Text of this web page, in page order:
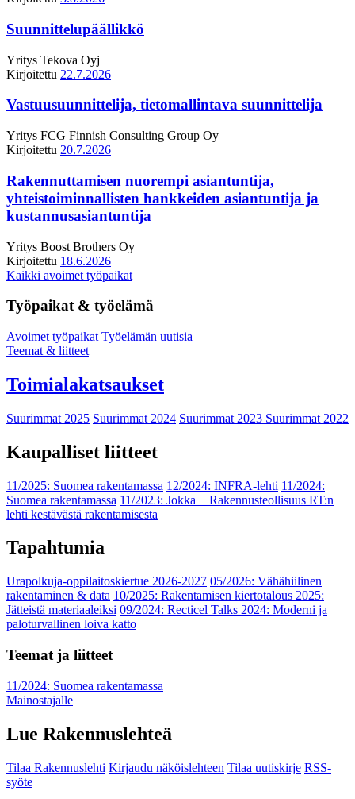
Suunnittelupäällikkö
Yritys Tekova Oyj
Kirjoitettu 22.7.2026
Vastuusuunnittelija, tietomallintava suunnittelija
Yritys FCG Finnish Consulting Group Oy
Kirjoitettu 20.7.2026
Rakennuttamisen nuorempi asiantuntija,
yhteistoiminnallisten hankkeiden asiantuntija ja
kustannusasiantuntija
Yritys Boost Brothers Oy
Kirjoitettu 18.6.2026
Kaikki avoimet työpaikat
Työpaikat & työelämä
Avoimet työpaikat Työelämän uutisia
Teemat & liitteet
Toimialakatsaukset
Suurimmat 2025 Suurimmat 2024 Suurimmat 2023 Suurimmat 2022
Kaupalliset liitteet
11/2025: Suomea rakentamassa 12/2024: INFRA-lehti 11/2024:
Suomea rakentamassa 11/2023: Jokka − Rakennusteollisuus RT:n
lehti kestävästä rakentamisesta
Tapahtumia
Urapolkuja-oppilaitoskiertue 2026-2027 05/2026: Vähähiilinen
rakentaminen & data 10/2025: Rakentamisen kiertotalous 2025:
Jätteistä materiaaleiksi 09/2024: Recticel Talks 2024: Moderni ja
paloturvallinen loiva katto
Teemat ja liitteet
11/2024: Suomea rakentamassa
Mainostajalle
Lue Rakennuslehteä
Tilaa Rakennuslehti Kirjaudu näköislehteen Tilaa uutiskirje RSS-
syöte